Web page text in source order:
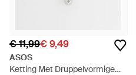
€ 11,99€ 9,49
ASOS
Ketting Met Druppelvormige